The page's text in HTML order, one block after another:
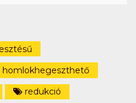
homlokhegeszthető
redukció